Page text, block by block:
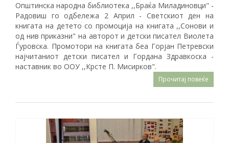
Oпштинска народна библиотека ,,Браќа Миладиновци" -
Радовиш го одбележа 2 Април - Светскиот ден на
книгата на детето со промоција на книгата ,,Сонови и
од нив приказни" на авторот и детски писател Виолета
Ѓуровска. Промотори на книгата беа Горјан Петревски
најчитаниот детски писател и Гордана Здравкоска -
наставник во ООУ ,,Крсте П. Мисирков".
Прочитај повеќе